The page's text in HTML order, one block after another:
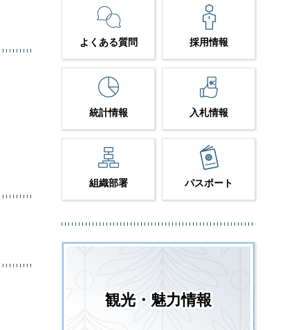
よくある質問 採用情報
統計情報 入札情報
組織部署 パスポート
観光・魅力情報